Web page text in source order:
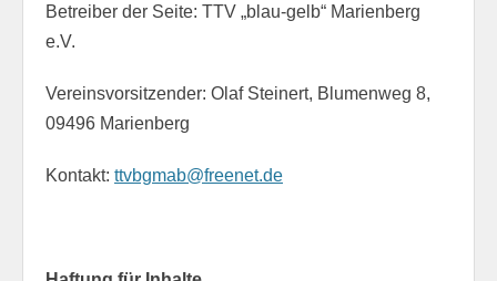
Betreiber der Seite: TTV „blau-gelb“ Marienberg
e.V.
Vereinsvorsitzender: Olaf Steinert, Blumenweg 8,
09496 Marienberg
Kontakt: ttvbgmab@freenet.de